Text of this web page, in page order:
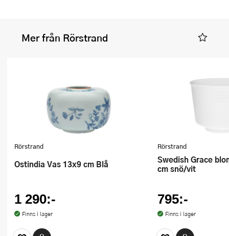
Mer från Rörstrand
Rörstrand
Ostindia Vas 13x9 cm Blå
1 290:-
Finns i lager
Rörstrand
Swedish Grace blomkruka 17x13
cm snö/vit
795:-
Finns i lager